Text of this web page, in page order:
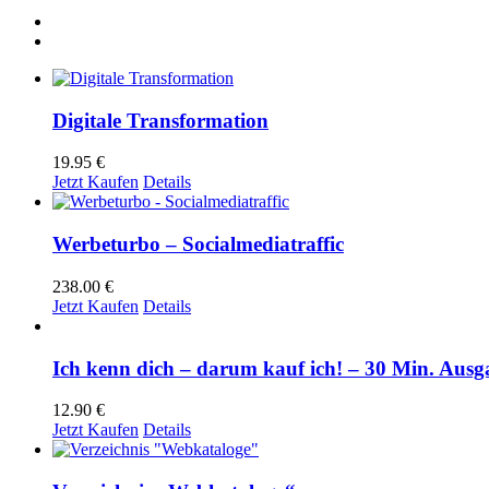
Digitale Transformation
19.95 €
Jetzt Kaufen Details
Werbeturbo – Socialmediatraffic
238.00 €
Jetzt Kaufen Details
Ich kenn dich – darum kauf ich! – 30 Min.
12.90 €
Jetzt Kaufen Details